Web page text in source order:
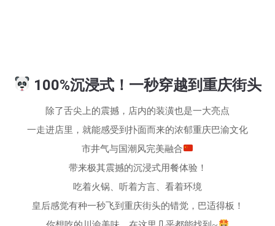
100%沉浸式！一秒穿越到重庆街头
除了舌尖上的震撼，店内的装潢也是一大亮点
一走进店里，就能感受到扑面而来的浓郁重庆巴渝文化
市井气与国潮风完美融合
带来极其震撼的沉浸式用餐体验！
吃着火锅、听着方言、看着环境
皇后感觉有种一秒飞到重庆街头的错觉，巴适得板！